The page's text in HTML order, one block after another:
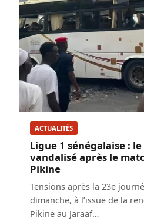
ACTUALITÉS
Ligue 1 sénégalaise :
vandalisé après le
Pikine
Tensions après la 23e
dimanche, à l’issue de la
Pikine au Jaraaf…